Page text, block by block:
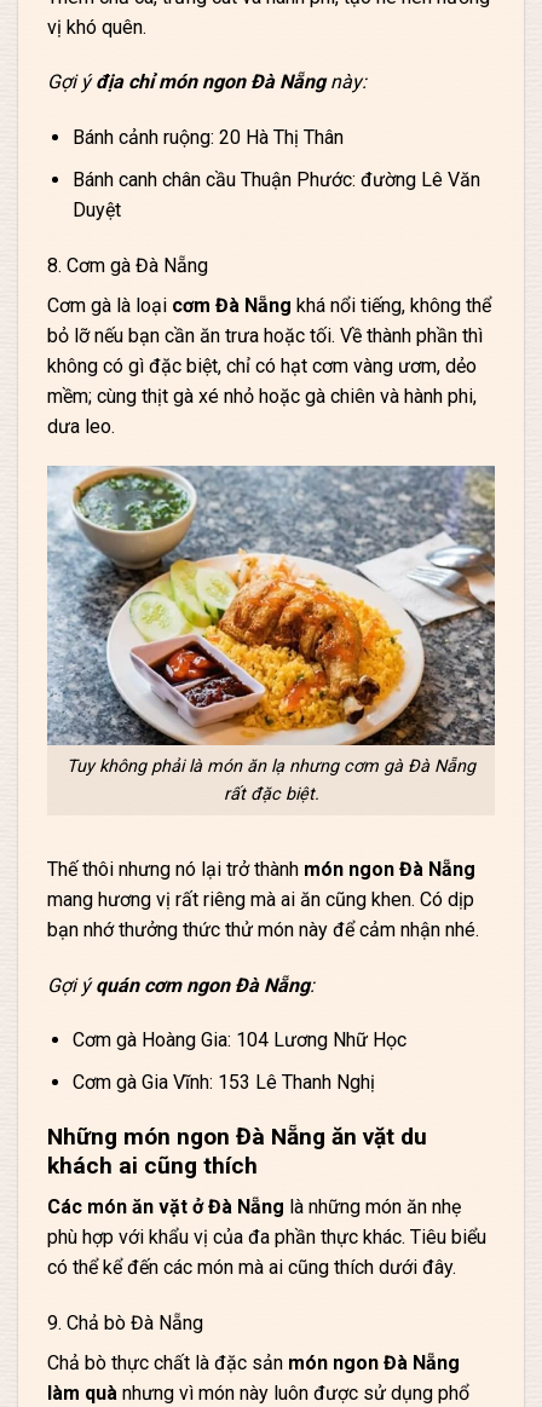
vị khó quên.
Gợi ýđịa chỉ món ngon Đà Nẵngnày:
Bánh cảnh ruộng: 20 Hà Thị Thân
Bánh canh chân cầu Thuận Phước: đường Lê Văn
Duyệt
8. Cơm gà Đà Nẵng
Cơm gà là loại cơm Đà Nẵng khá nổi tiếng, không thể
bỏ lỡ nếu bạn cần ăn trưa hoặc tối. Về thành phần thì
không có gì đặc biệt, chỉ có hạt cơm vàng ươm, dẻo
mềm; cùng thịt gà xé nhỏ hoặc gà chiên và hành phi,
dưa leo.
Tuy không phải là món ăn lạ nhưng cơm gà Đà Nẵng
rất đặc biệt.
Thế thôi nhưng nó lại trở thành món ngon Đà Nẵng
mang hương vị rất riêng mà ai ăn cũng khen. Có dịp
bạn nhớ thưởng thức thử món này để cảm nhận nhé.
Gợi ýquán cơm ngon Đà Nẵng:
Cơm gà Hoàng Gia: 104 Lương Nhữ Học
Cơm gà Gia Vĩnh: 153 Lê Thanh Nghị
Những món ngon Đà Nẵng ăn vặt du
khách ai cũng thích
Các món ăn vặt ở Đà Nẵng là những món ăn nhẹ
phù hợp với khẩu vị của đa phần thực khác. Tiêu biểu
có thể kể đến các món mà ai cũng thích dưới đây.
9. Chả bò Đà Nẵng
Chả bò thực chất là đặc sản món ngon Đà Nẵng
làm quà nhưng vì món này luôn được sử dụng phổ